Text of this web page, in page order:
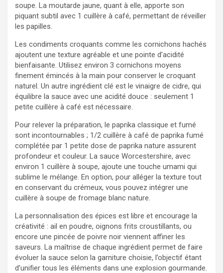
soupe. La moutarde jaune, quant à elle, apporte son
piquant subtil avec 1 cuillère à café, permettant de réveiller
les papilles.
Les condiments croquants comme les cornichons hachés
ajoutent une texture agréable et une pointe d’acidité
bienfaisante. Utilisez environ 3 cornichons moyens
finement émincés à la main pour conserver le croquant
naturel. Un autre ingrédient clé est le vinaigre de cidre, qui
équilibre la sauce avec une acidité douce : seulement 1
petite cuillère à café est nécessaire.
Pour relever la préparation, le paprika classique et fumé
sont incontournables ; 1/2 cuillère à café de paprika fumé
complétée par 1 petite dose de paprika nature assurent
profondeur et couleur. La sauce Worcestershire, avec
environ 1 cuillère à soupe, ajoute une touche umami qui
sublime le mélange. En option, pour alléger la texture tout
en conservant du crémeux, vous pouvez intégrer une
cuillère à soupe de fromage blanc nature.
La personnalisation des épices est libre et encourage la
créativité : ail en poudre, oignons frits croustillants, ou
encore une pincée de poivre noir viennent affiner les
saveurs. La maîtrise de chaque ingrédient permet de faire
évoluer la sauce selon la garniture choisie, l’objectif étant
d’unifier tous les éléments dans une explosion gourmande.